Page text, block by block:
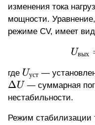
изменения тока
мощности.
режиме CV, имеет
Uвых
где U_{\text{уст}}
Uуст —
ΔU — суммарная
нестабильности.
Режим стабилизации